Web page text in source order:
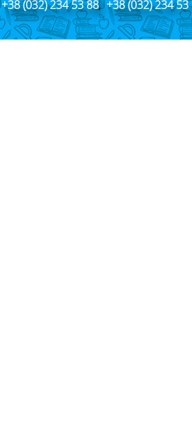
+38 (032) 234 53 88,+38 (032) 234 53